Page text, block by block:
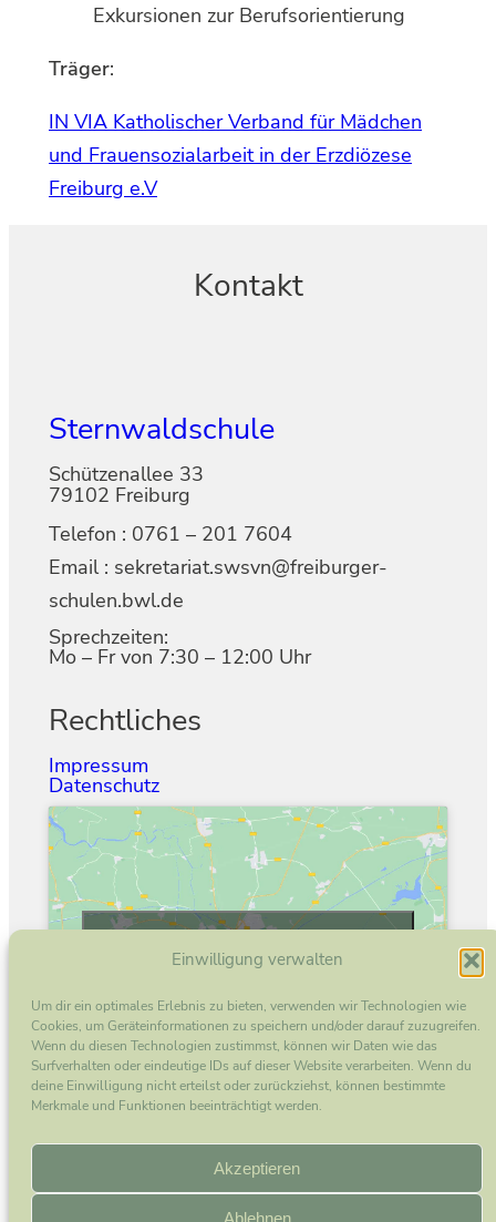
Einwilligung verwalten
Um dir ein optimales Erlebnis zu bieten, verwenden wir Technologien wie
Cookies, um Geräteinformationen zu speichern und/oder darauf zuzugreifen.
Wenn du diesen Technologien zustimmst, können wir Daten wie das
Surfverhalten oder eindeutige IDs auf dieser Website verarbeiten. Wenn du
deine Einwilligung nicht erteilst oder zurückziehst, können bestimmte
Merkmale und Funktionen beeinträchtigt werden.
Akzeptieren
Ablehnen
Exkursionen zur Berufsorientierung
Träger:
IN VIA Katholischer Verband für Mädchen
und Frauensozialarbeit in der Erzdiözese
Freiburg e.V
Kontakt
Sternwaldschule
Schützenallee 33
79102 Freiburg
Telefon : 0761 – 201 7604
Email : sekretariat.swsvn@freiburger-
schulen.bwl.de
Sprechzeiten:
Mo – Fr von 7:30 – 12:00 Uhr
Rechtliches
Impressum
Datenschutz
akzeptieren und diesen Inhalt zu aktivieren
Instagram